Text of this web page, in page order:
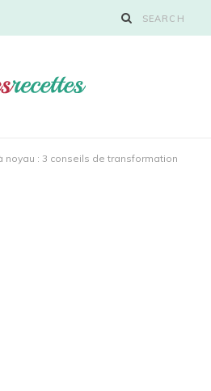
noyau : 3 conseils de transformation